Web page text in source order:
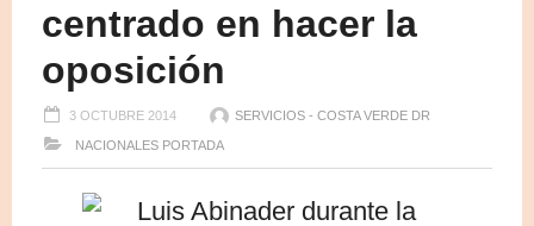
centrado en hacer la
oposición
3 OCTUBRE 2014 SERVICIOS - COSTA VERDE DR
NACIONALES PORTADA